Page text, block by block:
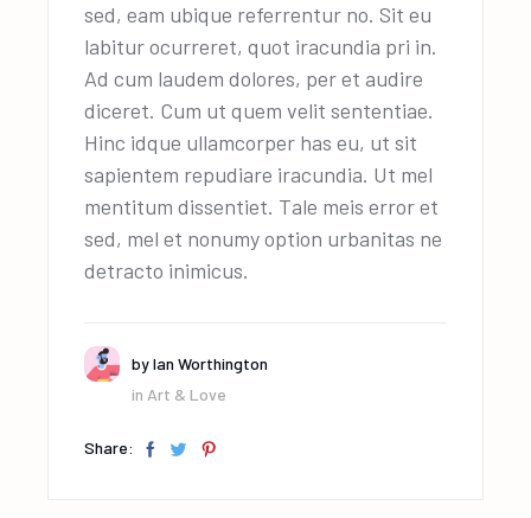
sed, eam ubique referrentur no. Sit eu
labitur ocurreret, quot iracundia pri in.
Ad cum laudem dolores, per et audire
diceret. Cum ut quem velit sententiae.
Hinc idque ullamcorper has eu, ut sit
sapientem repudiare iracundia. Ut mel
mentitum dissentiet. Tale meis error et
sed, mel et nonumy option urbanitas ne
detracto inimicus.
byIan Worthington
in Art & Love
Share: